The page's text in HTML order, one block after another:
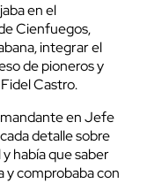
en el
Cienfuegos,
integrar el
de pioneros y
Castro.
en Jefe
detalle sobre
había que saber
y comprobaba con